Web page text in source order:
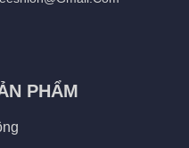
PHẨM